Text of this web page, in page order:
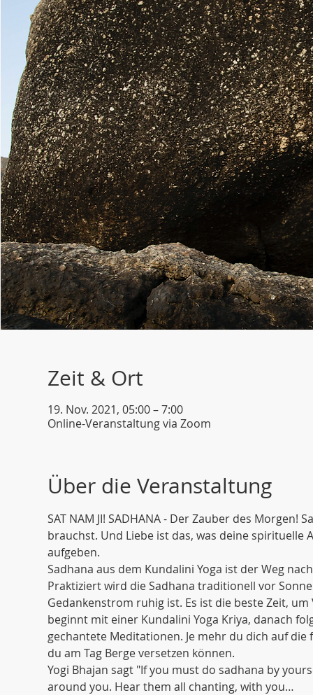
Zeit & Ort
19. Nov. 2021, 05:00 – 7:00
Online-Veranstaltung via Zoom
Über die Veranstaltung
SAT NAM JI! SADHANA - Der Zauber des
brauchst. Und Liebe ist das, was deine
aufgeben.
Sadhana aus dem Kundalini Yoga ist der Weg
Praktiziert wird die Sadhana traditionell vor
Gedankenstrom ruhig ist. Es ist die beste Zeit,
beginnt mit einer Kundalini Yoga Kriya, danach
gechantete Meditationen. Je mehr du dich auf
du am Tag Berge versetzen können.
Yogi Bhajan sagt "If you must do sadhana by
around you. Hear them all chanting, with you…